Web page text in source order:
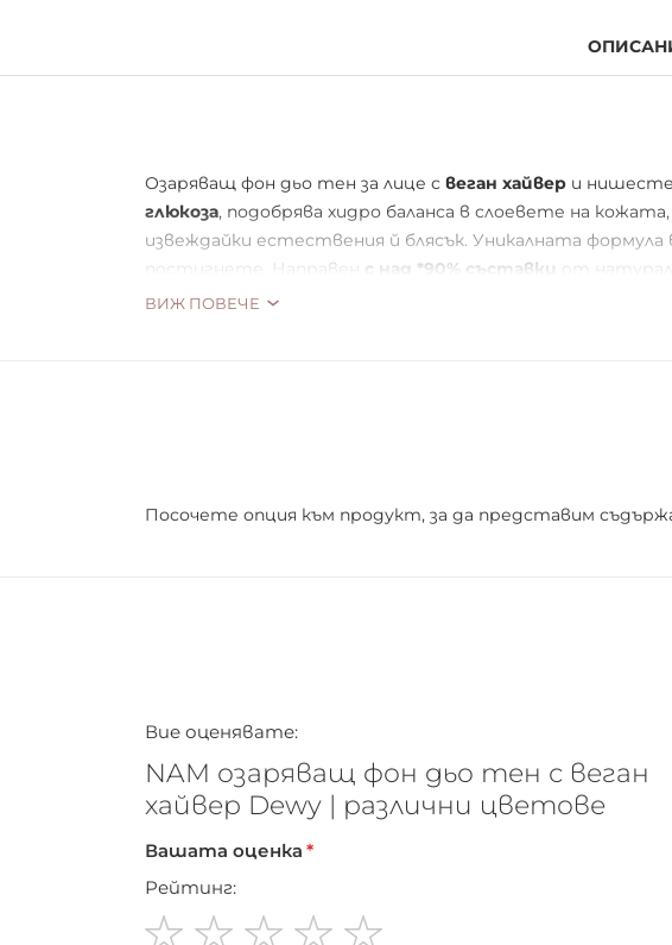
Озаряващ фон дьо тен за лице с веган хайвер и
глюкоза, подобрява хидро баланса в слоевете на
извеждайки естествения й блясък. Уникалната
постигнете. Направен с над *90% съставки от
ВИЖ ПОВЕЧЕ
Посочете опция към продукт, за да представим
Вие оценявате:
NAM озаряващ фон дьо тен с веган
хайвер Dewy | различни цветове
Вашата оценка
Рейтинг: